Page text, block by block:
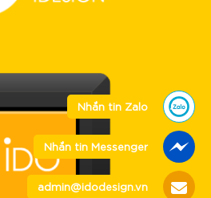
Nhắn tin Zalo
Nhắn tin Messenger
admin@idodesign.vn